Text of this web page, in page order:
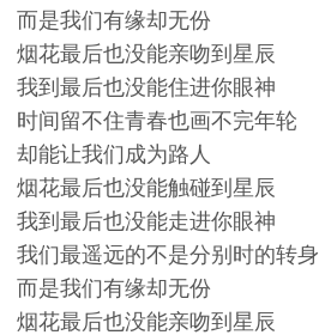
而是我们有缘却无份
烟花最后也没能亲吻到星辰
我到最后也没能住进你眼神
时间留不住青春也画不完年轮
却能让我们成为路人
烟花最后也没能触碰到星辰
我到最后也没能走进你眼神
我们最遥远的不是分别时的转身
而是我们有缘却无份
烟花最后也没能亲吻到星辰